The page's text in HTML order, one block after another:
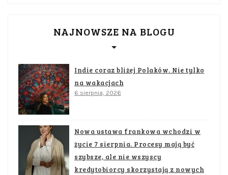
NAJNOWSZE NA BLOGU
Indie coraz bliżej Polaków. Nie tylko
na wakacjach
6 sierpnia, 2026
Nowa ustawa frankowa wchodzi w
życie 7 sierpnia. Procesy mają być
szybsze, ale nie wszyscy
kredytobiorcy skorzystają z nowych